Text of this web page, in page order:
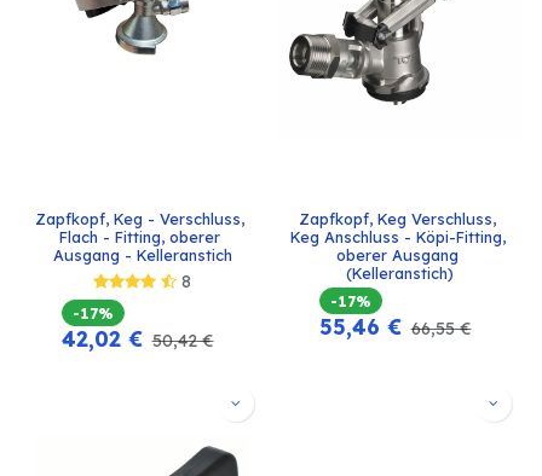
Zapfkopf, Keg - Verschluss,
Flach - Fitting, oberer
Ausgang - Kelleranstich
8
-17%
42,02€ 50,42€
Zapfkopf, Keg Verschluss,
Keg Anschluss - Köpi-Fitting,
oberer Ausgang
(Kelleranstich)
-17%
55,46 € 66,55€